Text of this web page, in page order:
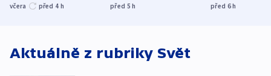
UEFA trvá na
včera před 4 h
s Běloruskem
před 5h
zdržují
před 6h
Aktuálně z rubriky Svět